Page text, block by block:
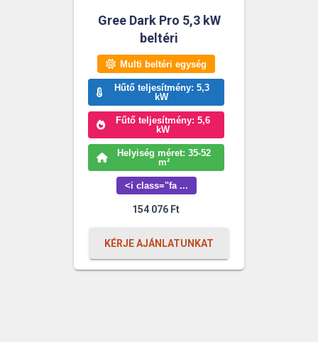
Gree Dark Pro 5,3 kW
beltéri
Multi beltéri egység
Hűtő teljesítmény: 5,3
kW
Fűtő teljesítmény: 5,6
kW
Helyiség méret: 35-52
m²
<i class="fa ...
154 076 Ft
KÉRJE AJÁNLATUNKAT